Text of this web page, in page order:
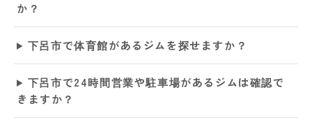
か？
下呂市で体育館があるジムを探せますか？
下呂市で24時間営業や駐車場があるジムは確認で
きますか？